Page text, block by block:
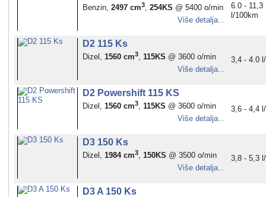
Benzin, 2497 cm3, 254KS @ 5400 o/min
Više detalja...
6.0 - 11,3
l/100km
D2 115 Ks
Dizel, 1560 cm3, 115KS @ 3600 o/min
Više detalja...
3,4 - 4.0
D2 Powershift 115 KS
Dizel, 1560 cm3, 115KS @ 3600 o/min
Više detalja...
3,6 - 4,4
D3 150 Ks
Dizel, 1984 cm3, 150KS @ 3500 o/min
Više detalja...
3,8 - 5,3
D3 A 150 Ks